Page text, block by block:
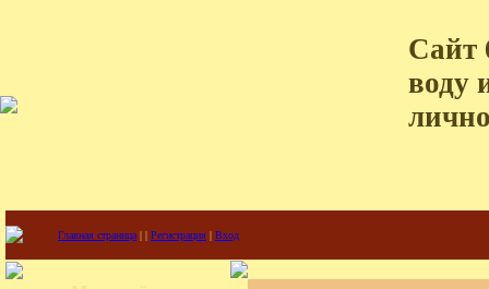
Сайт
воду
Главная страница | | Регистрация | Вход